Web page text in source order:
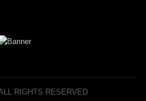
RIGHTS RESERVED